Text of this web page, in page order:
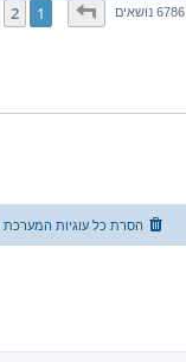
6786 נושאים
דף1מתוך 453
1
2
הסרת כל עוגיות המערכת